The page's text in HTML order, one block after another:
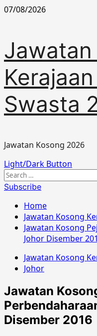
Skip
07/08/2026
Jawatan
Swasta
Jawatan Kosong 2026
Primary
Menu
Light/Dark Button
Search
for:
Subscribe
Home
Jawatan Kosong
Jawatan Kosong
Johor Disember
Jawatan Kosong
Johor
Jawatan
Disember 2016